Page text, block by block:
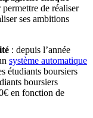
de réaliser
ses ambitions
: depuis l’année
système automatique
étudiants boursiers
boursiers
en fonction de